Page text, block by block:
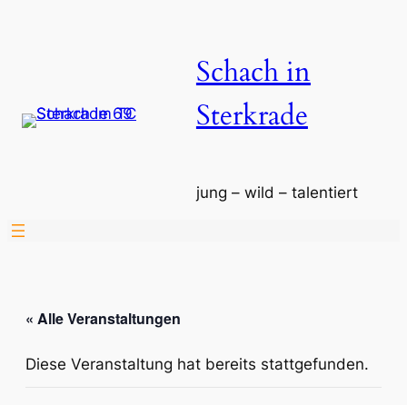
Schach in
Sterkrade
jung – wild – talentiert
« Alle Veranstaltungen
Diese Veranstaltung hat bereits stattgefunden.